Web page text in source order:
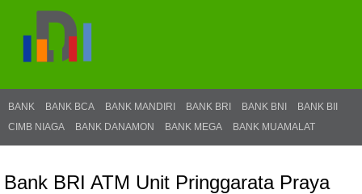
BANK BANK BCA BANK MANDIRI BANK BRI BANK BNI
BANK BII
CIMB NIAGA
BANK DANAMON BANK MEGA BANK MUAMALAT
Bank BRI ATM Unit Pringgarata Praya